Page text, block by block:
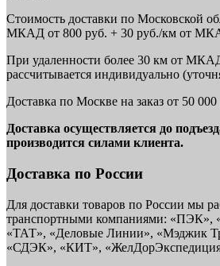
Стоимость доставки по Московской
МКАД от 800 руб. + 30 руб./км от
При удаленности более 30 км от
рассчитывается индивидуально
Доставка по Москве на заказ от 50
Доставка осуществляется до
производится силами клиента.
Доставка по России
Для доставки товаров по России мы
транспортными компаниями: «ПЭК»,
«ТАТ», «Деловые Линии», «Мэджик
«СДЭК», «КИТ»,